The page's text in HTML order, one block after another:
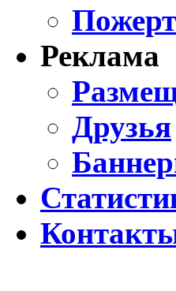
Реклама
Друзья